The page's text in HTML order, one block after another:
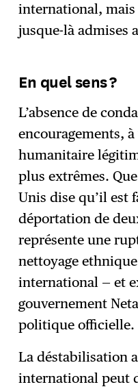
international, mais
jusque-là admises
En quel sens ?
L’absence de
encouragements,
humanitaire
plus extrêmes.
Unis dise qu’il est
déportation de
représente une
nettoyage
international — et
gouvernement
politique officielle.
La déstabilisation
international peut